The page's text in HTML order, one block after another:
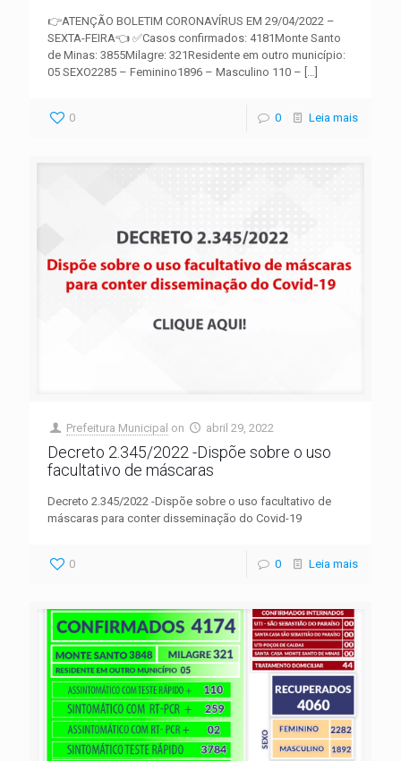
👉ATENÇÃO BOLETIM CORONAVÍRUS EM 29/04/2022 –
SEXTA-FEIRA👈 ✅Casos confirmados: 4181Monte Santo
de Minas: 3855Milagre: 321Residente em outro município:
05 SEXO2285 – Feminino1896 – Masculino 110 –
0 0 Leia mais
Prefeitura Municipal on abril 29, 2022
Decreto 2.345/2022 -Dispõe sobre o uso
facultativo de máscaras
Decreto 2.345/2022 -Dispõe sobre o uso facultativo de
máscaras para conter disseminação do Covid-19
0 0 Leia mais